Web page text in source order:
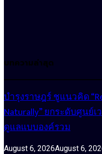
บทความล่าสุด
บำรุงราษฎร์ ชูแนวคิด
Naturally” ยกระดับศูนย์
ดูแลแบบองค์รวม
August 6, 2026August 6,